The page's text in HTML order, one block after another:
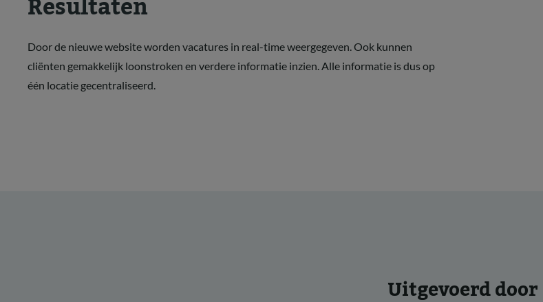
Door de nieuwe website worden vacatures in real-time weergegeven. Ook kunnen
cliënten gemakkelijk loonstroken en verdere informatie inzien. Alle informatie is dus op
één locatie gecentraliseerd.
Uitgevoerd door